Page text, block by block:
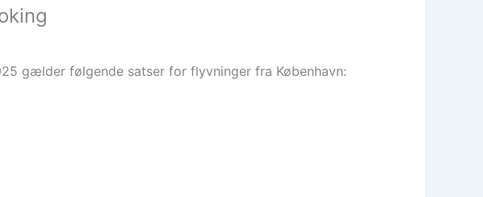
gælder følgende satser for flyvninger fra København: